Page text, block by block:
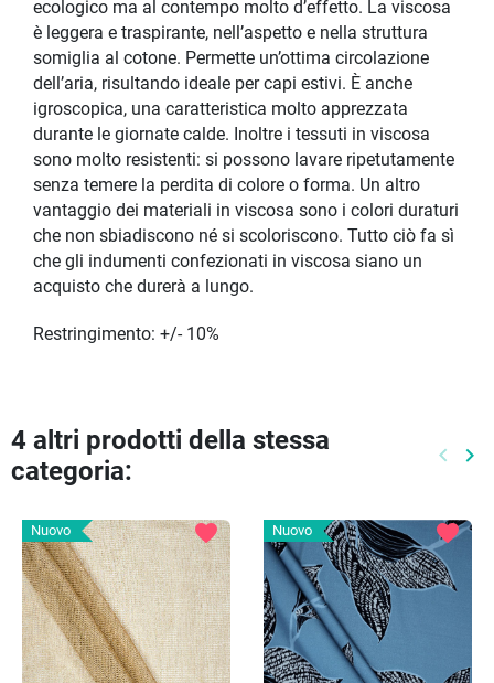
ecologico ma al contempo molto d’effetto. La viscosa
è leggera e traspirante, nell’aspetto e nella struttura
somiglia al cotone. Permette un’ottima circolazione
dell’aria, risultando ideale per capi estivi. È anche
igroscopica, una caratteristica molto apprezzata
durante le giornate calde. Inoltre i tessuti in viscosa
sono molto resistenti: si possono lavare ripetutamente
senza temere la perdita di colore o forma. Un altro
vantaggio dei materiali in viscosa sono i colori duraturi
che non sbiadiscono né si scoloriscono. Tutto ciò fa sì
che gli indumenti confezionati in viscosa siano un
acquisto che durerà a lungo.
Restringimento: +/- 10%
4 altri prodotti della stessa
categoria:
keyboard_arrow_left keyboard_arrow_right
Nuovo favorite Nuovo favorite